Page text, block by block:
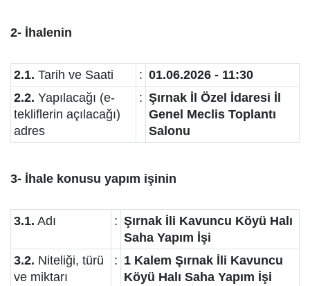
2- İhalenin
2.1. Tarih ve Saati : 01.06.2026 - 11:30
2.2. Yapılacağı (e-
tekliflerin açılacağı)
adres
: Şırnak İl Özel İdaresi İl
Genel Meclis Toplantı
Salonu
3- İhale konusu yapım işinin
3.1. Adı : Şırnak İli Kavuncu Köyü Halı
Saha Yapım İşi
3.2. Niteliği, türü
ve miktarı
: 1 Kalem Şırnak İli Kavuncu
Köyü Halı Saha Yapım İşi